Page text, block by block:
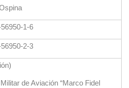
1-6​
2-3​
de Aviación “Marco Fidel